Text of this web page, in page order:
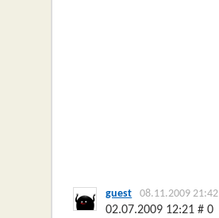
guest 08.11.2009 21:42
02.07.2009 12:21 # 0